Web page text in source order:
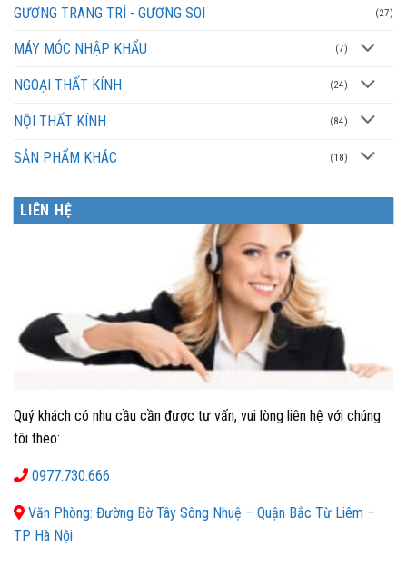
GƯƠNG TRANG TRÍ - GƯƠNG SOI (27)
MÁY MÓC NHẬP KHẨU (7)
NGOẠI THẤT KÍNH (24)
NỘI THẤT KÍNH (84)
SẢN PHẨM KHÁC (18)
LIÊN HỆ
Quý khách có nhu cầu cần được tư vấn, vui lòng liên hệ với chúng
tôi theo:
0977.730.666
Văn Phòng: Đường Bờ Tây Sông Nhuệ – Quận Bắc Từ Liêm –
TP Hà Nội